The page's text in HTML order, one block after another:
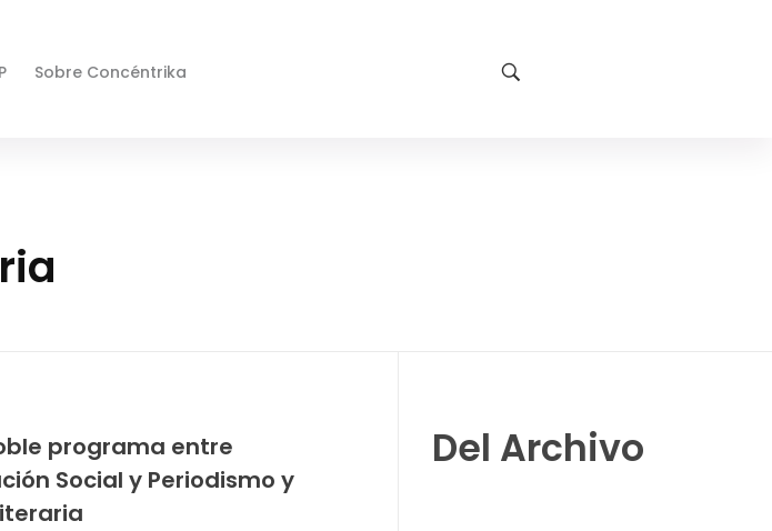
Sobre Concéntrika
programa entre
Social y Periodismo y
Del Archivo